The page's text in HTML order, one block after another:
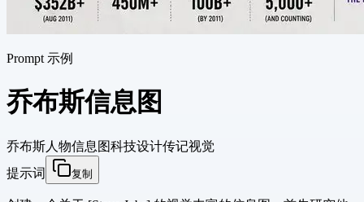
Prompt 示例
乔布斯信息图
乔布斯人物信息图科技设计传记视觉
提示词
复制